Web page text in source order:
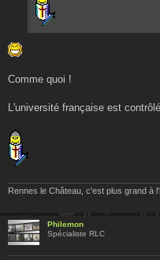
Comme quoi !
L'université française est
Rennes le Château, c'est plus grand à
Philemon
Spécialiste RLC